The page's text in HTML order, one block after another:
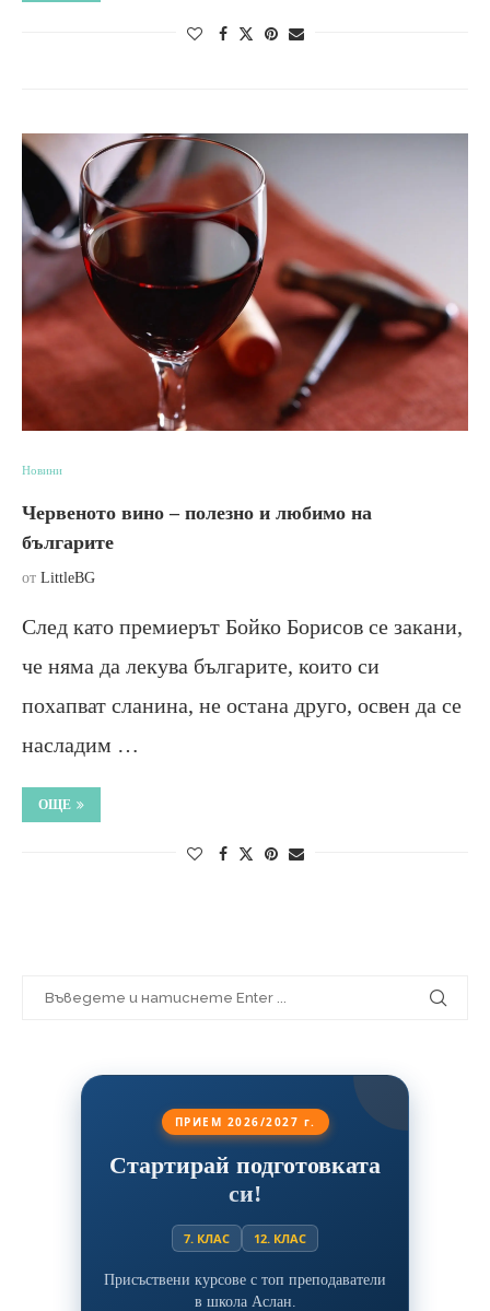
Новини
Червеното вино – полезно и любимо на
българите
от LittleBG
След като премиерът Бойко Борисов се закани,
че няма да лекува българите, които си
похапват сланина, не остана друго, освен да се
насладим …
ОЩЕ
ПРИЕМ 2026/2027 г.
Стартирай подготовката
си!
7. КЛАС 12. КЛАС
Присъствени курсове с топ преподаватели
в школа Аслан.